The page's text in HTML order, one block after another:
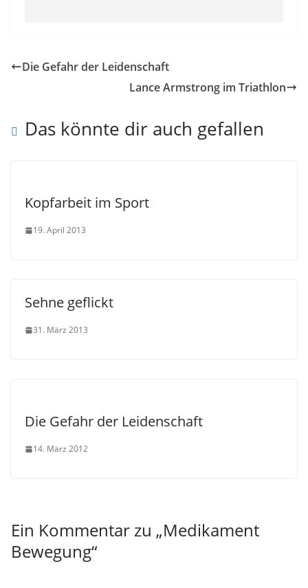
Die Gefahr der Leidenschaft
Lance Armstrong im Triathlon
Das könnte dir auch gefallen
Kopfarbeit im Sport
19. April 2013
Sehne geflickt
31. März 2013
Die Gefahr der Leidenschaft
14. März 2012
Ein Kommentar zu „Medikament
Bewegung“